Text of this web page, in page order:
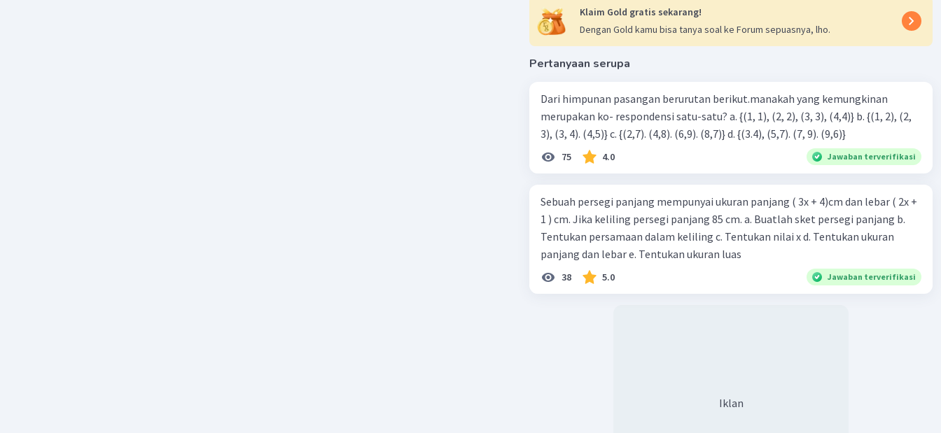
Klaim Gold gratis sekarang!
Dengan Gold kamu bisa tanya soal ke Forum sepuasnya, lho.
Pertanyaan serupa
Dari himpunan pasangan berurutan berikut.manakah yang kemungkinan
merupakan ko- respondensi satu-satu? a. {(1, 1), (2, 2), (3, 3), (4,4)} b. {(1, 2), (2,
3), (3, 4). (4,5)} c. {(2,7). (4,8). (6,9). (8,7)} d. {(3.4), (5,7). (7, 9). (9,6)}
75 4.0 Jawaban terverifikasi
Sebuah persegi panjang mempunyai ukuran panjang ( 3x + 4)cm dan lebar ( 2x +
1 ) cm. Jika keliling persegi panjang 85 cm. a. Buatlah sket persegi panjang b.
Tentukan persamaan dalam keliling c. Tentukan nilai x d. Tentukan ukuran
panjang dan lebar e. Tentukan ukuran luas
38 5.0 Jawaban terverifikasi
Iklan